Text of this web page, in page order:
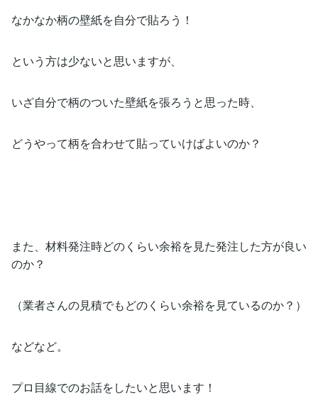
なかなか柄の壁紙を自分で貼ろう！
という方は少ないと思いますが、
いざ自分で柄のついた壁紙を張ろうと思った時、
どうやって柄を合わせて貼っていけばよいのか？
また、材料発注時どのくらい余裕を見た発注した方が良い
のか？
（業者さんの見積でもどのくらい余裕を見ているのか？）
などなど。
プロ目線でのお話をしたいと思います！